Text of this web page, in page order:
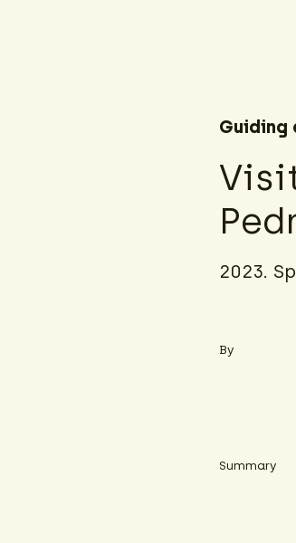
2023.
By
Summary